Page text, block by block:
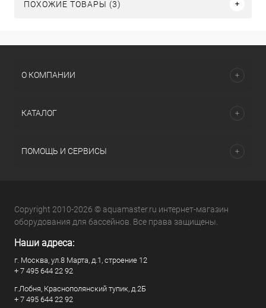
ПОХОЖИЕ ТОВАРЫ (3)
О КОМПАНИИ
КАТАЛОГ
ПОМОЩЬ И СЕРВИСЫ
Copyright 2010-2026 © aquamaster.ru интернет-магазин
оборудования для бассейнов. Все права защищены.
Наши адреса:
г. Москва, ул.8 Марта, д.1, строение 12
+ 7 495 644 22 92
г.Лобня, Краснополянский тупик, д.2Б
+ 7 495 644 22 92